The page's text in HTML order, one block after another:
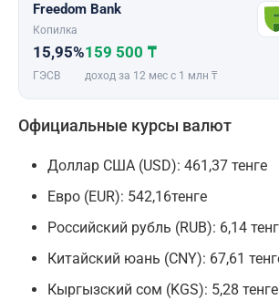
Freedom Bank
Копилка
15,95%
ГЭСВ
159 500 ₸
доход за 12 мес с 1 млн ₸
Официальные курсы валют
Доллар США (USD): 461,37 тенге
Евро (EUR): 542,16тенге
Российский рубль (RUB): 6,14
Китайский юань (CNY): 67,61
Кыргызский сом (KGS): 5,28 тенге